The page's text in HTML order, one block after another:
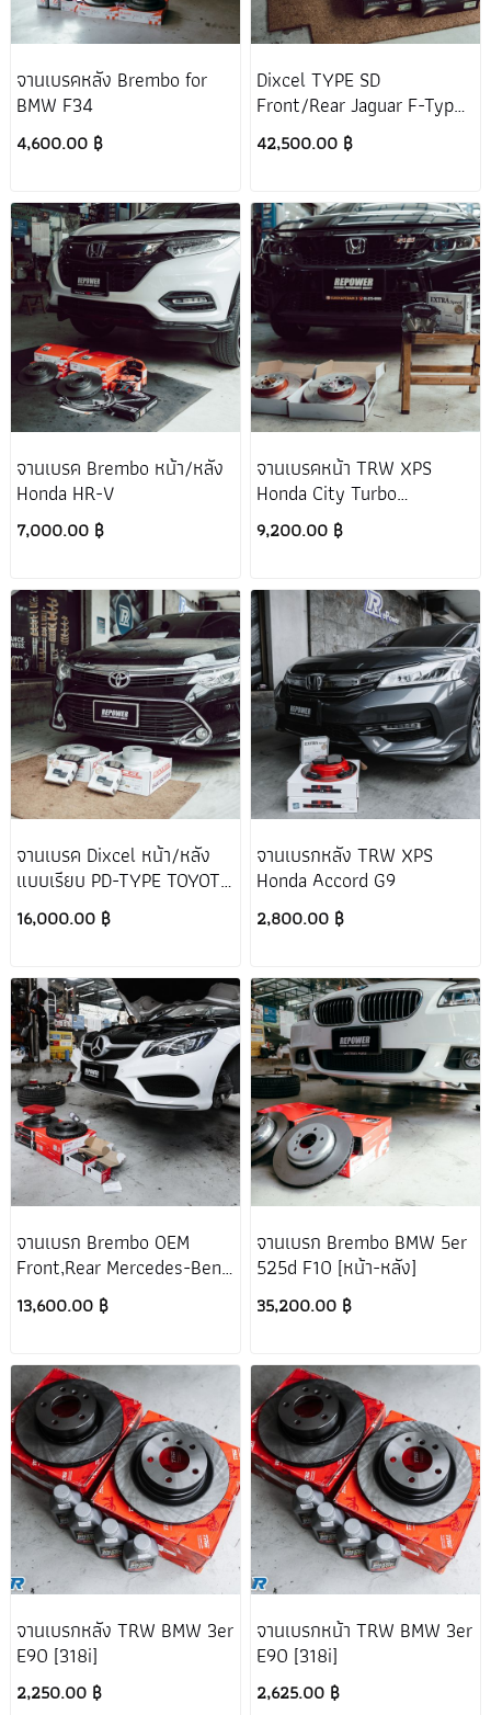
จานเบรคหลัง Brembo for
BMW F34
4,600.00 ฿
Dixcel TYPE SD
Front/Rear Jaguar F-Type
Coupe
42,500.00 ฿
จานเบรค Brembo หน้า/หลัง
Honda HR-V
7,000.00 ฿
จานเบรคหน้า TRW XPS
Honda City Turbo
GN1/GN7
9,200.00 ฿
จานเบรค Dixcel หน้า/หลัง
แบบเรียบ PD-TYPE TOYOTA
CAMRY ACV50
16,000.00 ฿
จานเบรกหลัง TRW XPS
Honda Accord G9
2,800.00 ฿
จานเบรก Brembo OEM
Front,Rear Mercedes-Benz
E-Coupe C207
13,600.00 ฿
จานเบรก Brembo BMW 5er
525d F10 [หน้า-หลัง]
35,200.00 ฿
จานเบรกหลัง TRW BMW 3er
E90 [318i]
2,250.00 ฿
จานเบรกหน้า TRW BMW 3er
E90 [318i]
2,625.00 ฿